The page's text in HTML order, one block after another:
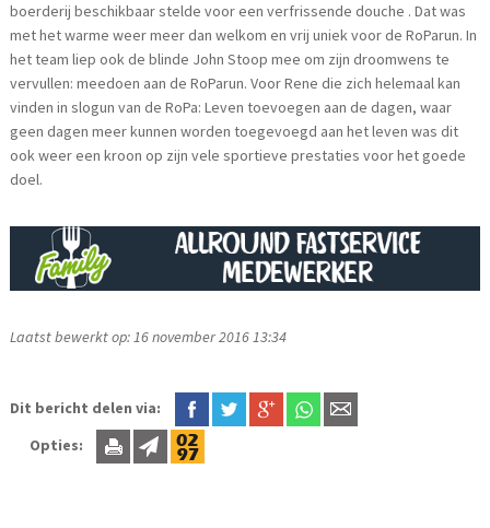
boerderij beschikbaar stelde voor een verfrissende douche . Dat was
met het warme weer meer dan welkom en vrij uniek voor de RoParun. In
het team liep ook de blinde John Stoop mee om zijn droomwens te
vervullen: meedoen aan de RoParun. Voor Rene die zich helemaal kan
vinden in slogun van de RoPa: Leven toevoegen aan de dagen, waar
geen dagen meer kunnen worden toegevoegd aan het leven was dit
ook weer een kroon op zijn vele sportieve prestaties voor het goede
doel.
Laatst bewerkt op: 16 november 2016 13:34
Dit bericht delen via:
Opties: